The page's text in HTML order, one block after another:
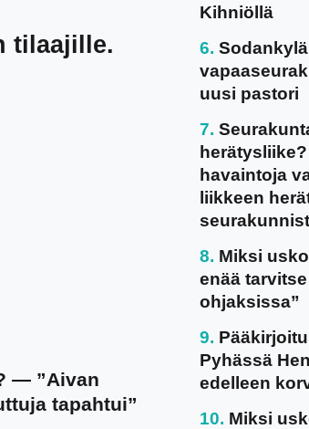
tilaajille.
— ”Aivan
tapahtui”
Kihniöllä
uusi pastori
havaintoja
liikkeen
Miksi
enää
ohjaksissa”
Pyhässä
edelleen
Miksi